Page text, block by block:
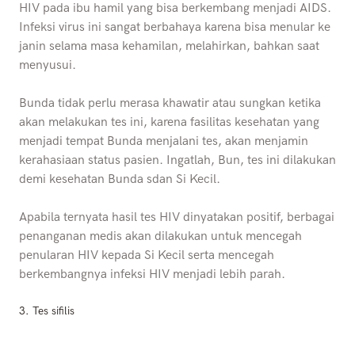
HIV pada ibu hamil yang bisa berkembang menjadi AIDS.
Infeksi virus ini sangat berbahaya karena bisa menular ke
janin selama masa kehamilan, melahirkan, bahkan saat
menyusui.
Bunda tidak perlu merasa khawatir atau sungkan ketika
akan melakukan tes ini, karena fasilitas kesehatan yang
menjadi tempat Bunda menjalani tes, akan menjamin
kerahasiaan status pasien. Ingatlah, Bun, tes ini dilakukan
demi kesehatan Bunda sdan Si Kecil.
Apabila ternyata hasil tes HIV dinyatakan positif, berbagai
penanganan medis akan dilakukan untuk mencegah
penularan HIV kepada Si Kecil serta mencegah
berkembangnya infeksi HIV menjadi lebih parah.
3. Tes sifilis